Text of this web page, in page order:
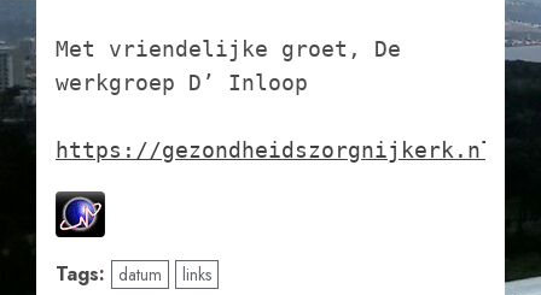
Met vriendelijke groet, De
werkgroep D’ Inloop
https://gezondheidszorgnijkerk.nl/
Tags: datum links